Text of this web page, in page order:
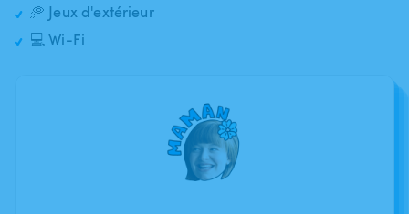
🥏 Jeux d'extérieur
💻 Wi-Fi